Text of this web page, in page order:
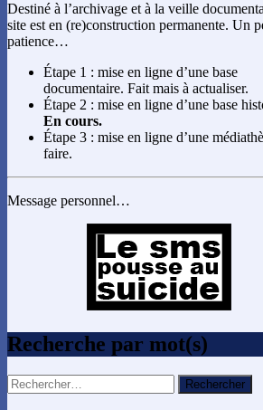
Destiné à l’archivage et à la veille
site est en (re)construction permanente. Un
patience…
Étape 1 : mise en ligne d’une base
documentaire. Fait mais à actualiser.
Étape 2 : mise en ligne d’une base
En cours.
Étape 3 : mise en ligne d’une
faire.
Message personnel…
Recherche par mot(s)
Rechercher :